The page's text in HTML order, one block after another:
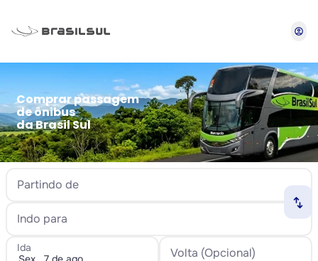
account_circle
Comprar passagem
de ônibus
da Brasil Sul
Partindo de
Indo para
swap_horiz
Ida Volta (Opcional)